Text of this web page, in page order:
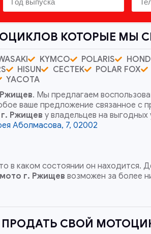
КОТОРЫЕ МЫ
KYMCO POLARIS
HISUN CECTEK POLAR FOX
YACOTA
. Мы предлагаем
ваше предложение связанное
г. Ржищев у владельцев на
Аболмасова, 7, 02002
в каком состоянии он находится.
г. Ржищев возможен за более
СВОЙ